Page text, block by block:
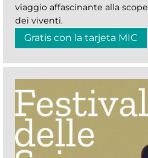
viaggio affascinante alla
dei viventi.
Gratis con la tarjeta MIC